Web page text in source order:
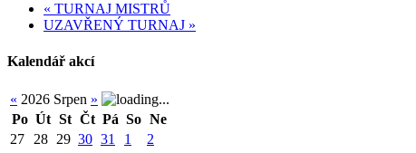
« TURNAJ MISTRŮ
UZAVŘENÝ TURNAJ »
Kalendář akcí
« 2026 Srpen »
Po Út St Čt Pá So Ne
27
28 29 30 31 1
2